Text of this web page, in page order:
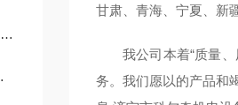
甘肃、青海、宁夏、新
我公司本着“质量、
务。我们愿以的产品和